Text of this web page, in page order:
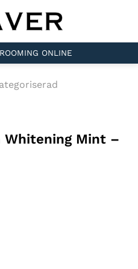
ONLINE
Whitening Mint –